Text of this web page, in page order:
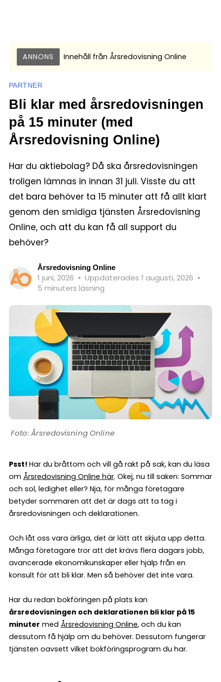
ANNONS Innehåll från Årsredovisning Online
PARTNER
Bli klar med årsredovisningen
på 15 minuter (med
Årsredovisning Online)
Har du aktiebolag? Då ska årsredovisningen
troligen lämnas in innan 31 juli. Visste du att
det bara behöver ta 15 minuter att få allt klart
genom den smidiga tjänsten Årsredovisning
Online, och att du kan få all support du
behöver?
Årsredovisning Online
1 juni, 2026 • Uppdaterades 1 augusti, 2026 •
5 minuters läsning
Årsredovisning Online
Psst! Har du bråttom och vill gå rakt på sak, kan du läsa
om Årsredovisning Online här. Okej, nu till saken: Sommar
och sol, ledighet eller? Nja, för många företagare
betyder sommaren att det är dags att ta tag i
årsredovisningen och deklarationen.
Och låt oss vara ärliga, det är lätt att skjuta upp detta.
Många företagare tror att det krävs flera dagars jobb,
avancerade ekonomikunskaper eller hjälp från en
konsult för att bli klar. Men så behöver det inte vara.
Har du redan bokföringen på plats kan
årsredovisningen och deklarationen bli klar på 15
minuter med Årsredovisning Online, och du kan
dessutom få hjälp om du behöver. Dessutom fungerar
tjänsten oavsett vilket bokföringsprogram du har.